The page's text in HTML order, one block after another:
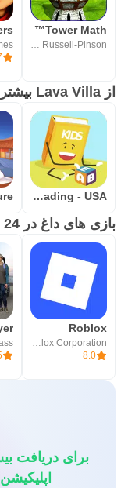
Tower Math™
Dan Russell-Pinson
از Lava Villa بیشتر دریافت کنید
Story Book In English Free Offline Reading - USA
بازی های داغ در 24 ساعت گذشته
Roblox
Roblox Corporation
8.0
برای دریافت
اپلیکیشن APKPure را دانلود کنید.